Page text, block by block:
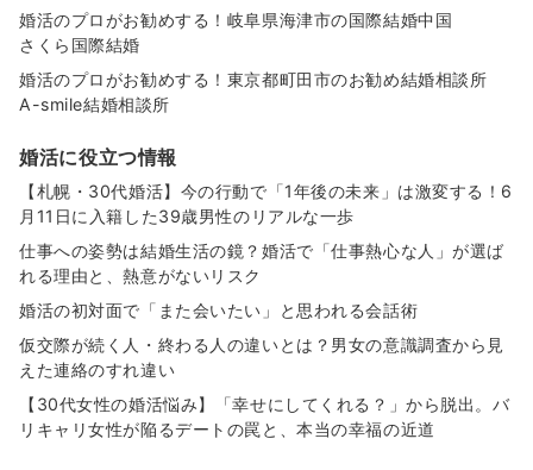
婚活のプロがお勧めする！岐阜県海津市の国際結婚中国
さくら国際結婚
婚活のプロがお勧めする！東京都町田市のお勧め結婚相談所
A-smile結婚相談所
婚活に役立つ情報
【札幌・30代婚活】今の行動で「1年後の未来」は激変する！6
月11日に入籍した39歳男性のリアルな一歩
仕事への姿勢は結婚生活の鏡？婚活で「仕事熱心な人」が選ば
れる理由と、熱意がないリスク
婚活の初対面で「また会いたい」と思われる会話術
仮交際が続く人・終わる人の違いとは？男女の意識調査から見
えた連絡のすれ違い
【30代女性の婚活悩み】「幸せにしてくれる？」から脱出。バ
リキャリ女性が陥るデートの罠と、本当の幸福の近道